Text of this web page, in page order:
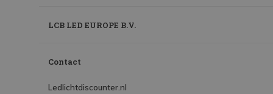
LCB LED EUROPE B.V.
Contact
Ledlichtdiscounter.nl